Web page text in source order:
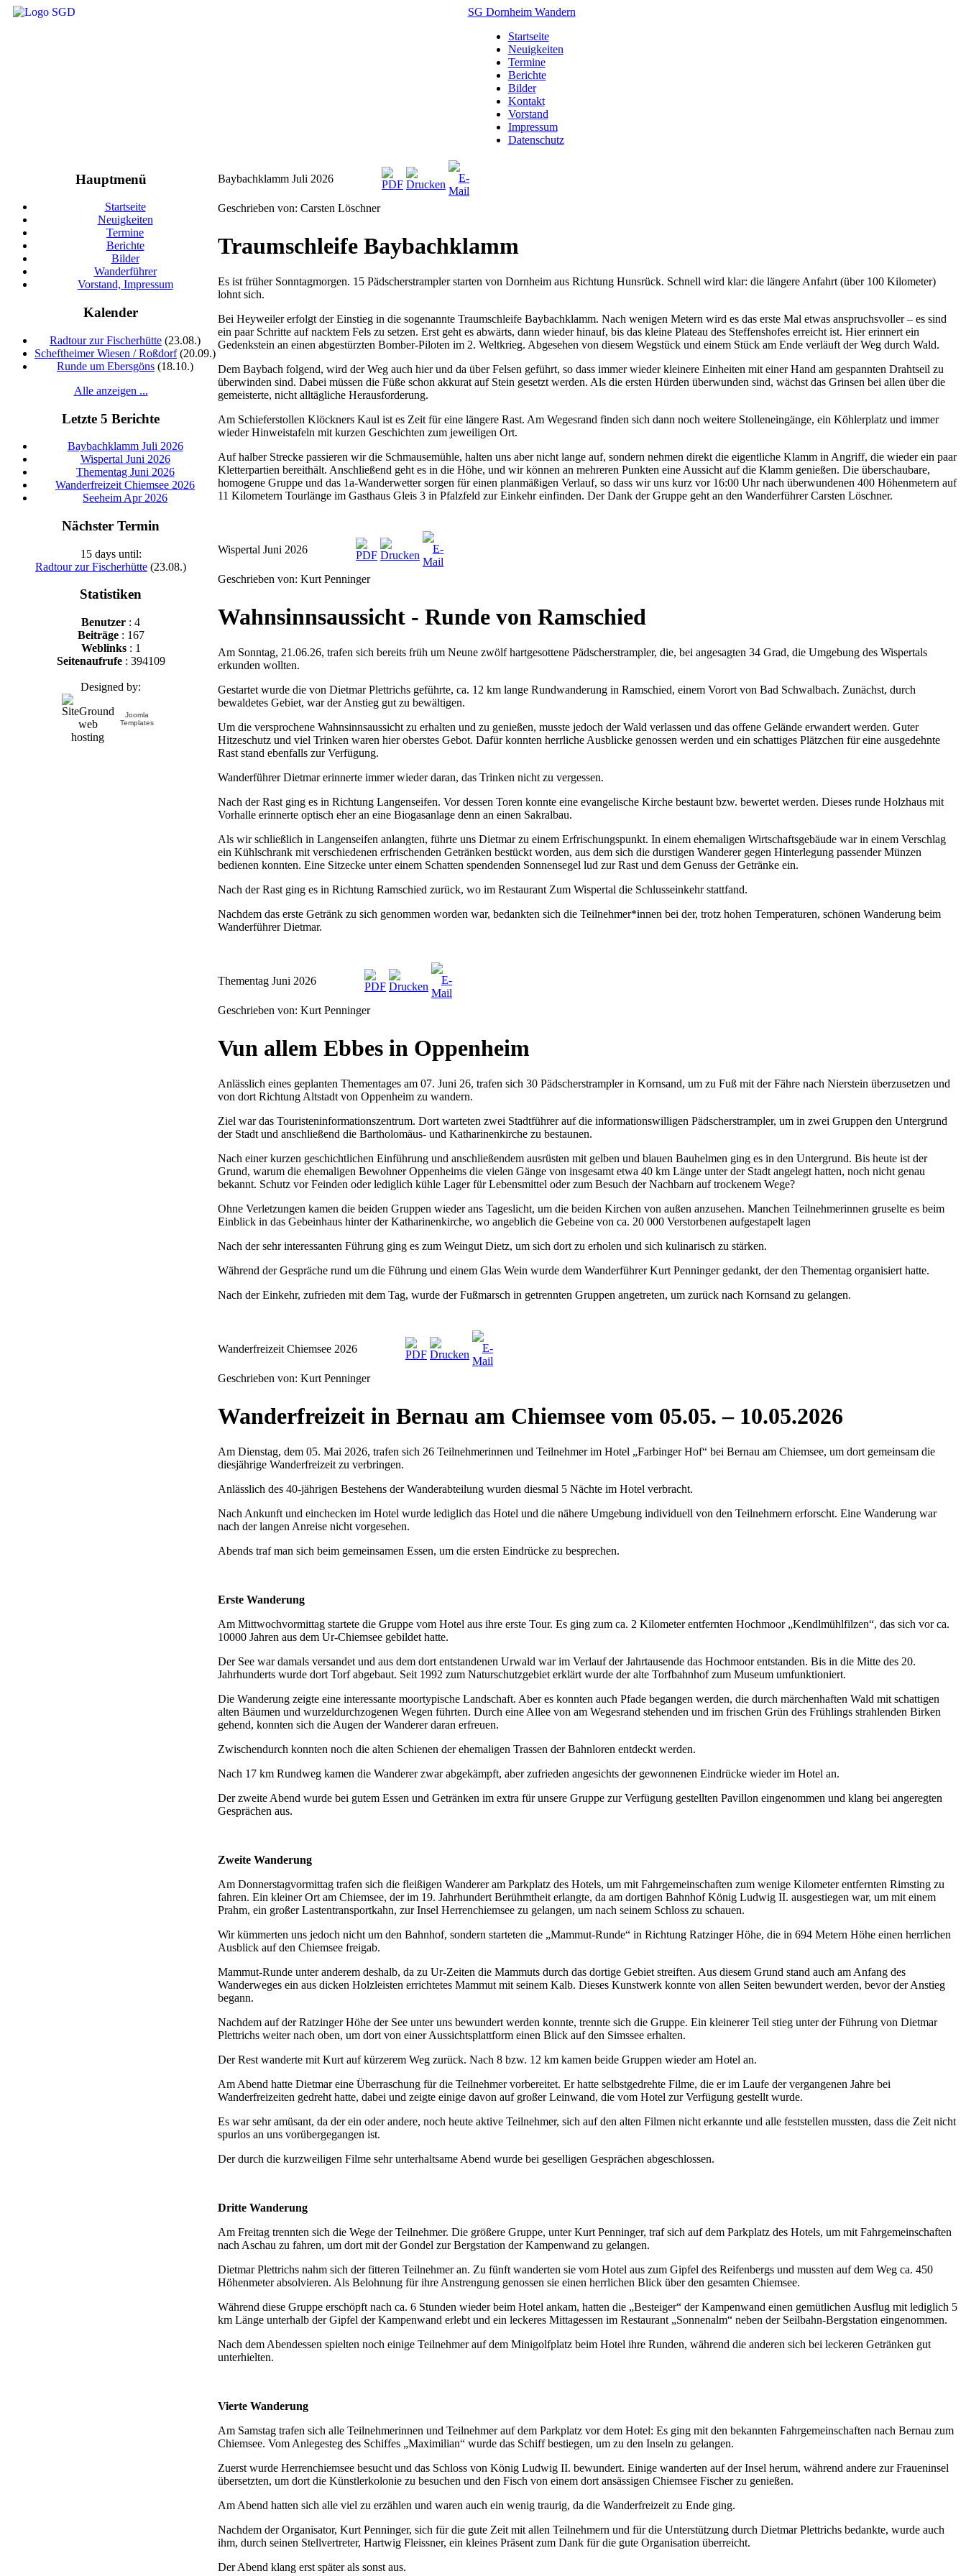
SG Dornheim Wandern
Startseite
Neuigkeiten
Termine
Berichte
Bilder
Kontakt
Vorstand
Impressum
Datenschutz
Hauptmenü
Startseite
Neuigkeiten
Termine
Berichte
Bilder
Wanderführer
Vorstand, Impressum
Kalender
Radtour zur Fischerhütte (23.08.)
Scheftheimer Wiesen / Roßdorf(20.09.)
Runde um Ebersgöns (18.10.)
Alle anzeigen ...
Letzte 5 Berichte
Baybachklamm Juli 2026
Wispertal Juni 2026
Thementag Juni 2026
Wanderfreizeit Chiemsee 2026
Seeheim Apr 2026
Nächster Termin
15 days until:
Radtour zur Fischerhütte (23.08.)
Statistiken
Benutzer : 4
Beiträge: 167
Weblinks: 1
Seitenaufrufe: 394109
Designed by:
Joomla
Templates
Baybachklamm Juli 2026
Geschrieben von: Carsten Löschner
Traumschleife Baybachklamm
Es ist früher Sonntagmorgen. 15 Pädscherstrampler starten von Dornheim aus Richtung Hunsrück. Schnell wird klar: die längere Anfahrt (über 100 Kilometer)
lohnt sich.
Bei Heyweiler erfolgt der Einstieg in die sogenannte Traumschleife Baybachklamm. Nach wenigen Metern wird es das erste Mal etwas anspruchsvoller – es sind
ein paar Schritte auf nacktem Fels zu setzen. Erst geht es abwärts, dann wieder hinauf, bis das kleine Plateau des Steffenshofes erreicht ist. Hier erinnert ein
Gedenkstein an einen abgestürzten Bomber-Piloten im 2. Weltkrieg. Abgesehen von diesem Wegstück und einem Stück am Ende verläuft der Weg durch Wald.
Dem Baybach folgend, wird der Weg auch hier und da über Felsen geführt, so dass immer wieder kleinere Einheiten mit einer Hand am gespannten Drahtseil zu
überwinden sind. Dabei müssen die Füße schon akkurat auf Stein gesetzt werden. Als die ersten Hürden überwunden sind, wächst das Grinsen bei allen über die
gemeisterte, nicht alltägliche Herausforderung.
Am Schieferstollen Klöckners Kaul ist es Zeit für eine längere Rast. Am Wegesrand finden sich dann noch weitere Stolleneingänge, ein Köhlerplatz und immer
wieder Hinweistafeln mit kurzen Geschichten zum jeweiligen Ort.
Auf halber Strecke passieren wir die Schmausemühle, halten uns aber nicht lange auf, sondern nehmen direkt die eigentliche Klamm in Angriff, die wieder ein paar
Kletterpartien bereithält. Anschließend geht es in die Höhe, und wir können an mehreren Punkten eine Aussicht auf die Klamm genießen. Die überschaubare,
homogene Gruppe und das 1a-Wanderwetter sorgen für einen planmäßigen Verlauf, so dass wir uns kurz vor 16:00 Uhr nach überwundenen 400 Höhenmetern auf
11 Kilometern Tourlänge im Gasthaus Gleis 3 in Pfalzfeld zur Einkehr einfinden. Der Dank der Gruppe geht an den Wanderführer Carsten Löschner.
Wispertal Juni 2026
Geschrieben von: Kurt Penninger
Wahnsinnsaussicht - Runde von Ramschied
Am Sonntag, 21.06.26, trafen sich bereits früh um Neune zwölf hartgesottene Pädscherstrampler, die, bei angesagten 34 Grad, die Umgebung des Wispertals
erkunden wollten.
Gestartet wurde die von Dietmar Plettrichs geführte, ca. 12 km lange Rundwanderung in Ramschied, einem Vorort von Bad Schwalbach. Zunächst, durch
bewaldetes Gebiet, war der Anstieg gut zu bewältigen.
Um die versprochene Wahnsinnsaussicht zu erhalten und zu genießen, musste jedoch der Wald verlassen und das offene Gelände erwandert werden. Guter
Hitzeschutz und viel Trinken waren hier oberstes Gebot. Dafür konnten herrliche Ausblicke genossen werden und ein schattiges Plätzchen für eine ausgedehnte
Rast stand ebenfalls zur Verfügung.
Wanderführer Dietmar erinnerte immer wieder daran, das Trinken nicht zu vergessen.
Nach der Rast ging es in Richtung Langenseifen. Vor dessen Toren konnte eine evangelische Kirche bestaunt bzw. bewertet werden. Dieses runde Holzhaus mit
Vorhalle erinnerte optisch eher an eine Biogasanlage denn an einen Sakralbau.
Als wir schließlich in Langenseifen anlangten, führte uns Dietmar zu einem Erfrischungspunkt. In einem ehemaligen Wirtschaftsgebäude war in einem Verschlag
ein Kühlschrank mit verschiedenen erfrischenden Getränken bestückt worden, aus dem sich die durstigen Wanderer gegen Hinterlegung passender Münzen
bedienen konnten. Eine Sitzecke unter einem Schatten spendenden Sonnensegel lud zur Rast und dem Genuss der Getränke ein.
Nach der Rast ging es in Richtung Ramschied zurück, wo im Restaurant Zum Wispertal die Schlusseinkehr stattfand.
Nachdem das erste Getränk zu sich genommen worden war, bedankten sich die Teilnehmer*innen bei der, trotz hohen Temperaturen, schönen Wanderung beim
Wanderführer Dietmar.
Thementag Juni 2026
Geschrieben von: Kurt Penninger
Vun allem Ebbes in Oppenheim
Anlässlich eines geplanten Thementages am 07. Juni 26, trafen sich 30 Pädscherstrampler in Kornsand, um zu Fuß mit der Fähre nach Nierstein überzusetzen und
von dort Richtung Altstadt von Oppenheim zu wandern.
Ziel war das Touristeninformationszentrum. Dort warteten zwei Stadtführer auf die informationswilligen Pädscherstrampler, um in zwei Gruppen den Untergrund
der Stadt und anschließend die Bartholomäus- und Katharinenkirche zu bestaunen.
Nach einer kurzen geschichtlichen Einführung und anschließendem ausrüsten mit gelben und blauen Bauhelmen ging es in den Untergrund. Bis heute ist der
Grund, warum die ehemaligen Bewohner Oppenheims die vielen Gänge von insgesamt etwa 40 km Länge unter der Stadt angelegt hatten, noch nicht genau
bekannt. Schutz vor Feinden oder lediglich kühle Lager für Lebensmittel oder zum Besuch der Nachbarn auf trockenem Wege?
Ohne Verletzungen kamen die beiden Gruppen wieder ans Tageslicht, um die beiden Kirchen von außen anzusehen. Manchen Teilnehmerinnen gruselte es beim
Einblick in das Gebeinhaus hinter der Katharinenkirche, wo angeblich die Gebeine von ca. 20 000 Verstorbenen aufgestapelt lagen
Nach der sehr interessanten Führung ging es zum Weingut Dietz, um sich dort zu erholen und sich kulinarisch zu stärken.
Während der Gespräche rund um die Führung und einem Glas Wein wurde dem Wanderführer Kurt Penninger gedankt, der den Thementag organisiert hatte.
Nach der Einkehr, zufrieden mit dem Tag, wurde der Fußmarsch in getrennten Gruppen angetreten, um zurück nach Kornsand zu gelangen.
Wanderfreizeit Chiemsee 2026
Geschrieben von: Kurt Penninger
Wanderfreizeit in Bernau am Chiemsee vom 05.05. – 10.05.2026
Am Dienstag, dem 05. Mai 2026, trafen sich 26 Teilnehmerinnen und Teilnehmer im Hotel „Farbinger Hof“ bei Bernau am Chiemsee, um dort gemeinsam die
diesjährige Wanderfreizeit zu verbringen.
Anlässlich des 40-jährigen Bestehens der Wanderabteilung wurden diesmal 5 Nächte im Hotel verbracht.
Nach Ankunft und einchecken im Hotel wurde lediglich das Hotel und die nähere Umgebung individuell von den Teilnehmern erforscht. Eine Wanderung war
nach der langen Anreise nicht vorgesehen.
Abends traf man sich beim gemeinsamen Essen, um die ersten Eindrücke zu besprechen.
Erste Wanderung
Am Mittwochvormittag startete die Gruppe vom Hotel aus ihre erste Tour. Es ging zum ca. 2 Kilometer entfernten Hochmoor „Kendlmühlfilzen“, das sich vor ca.
10000 Jahren aus dem Ur-Chiemsee gebildet hatte.
Der See war damals versandet und aus dem dort entstandenen Urwald war im Verlauf der Jahrtausende das Hochmoor entstanden. Bis in die Mitte des 20.
Jahrhunderts wurde dort Torf abgebaut. Seit 1992 zum Naturschutzgebiet erklärt wurde der alte Torfbahnhof zum Museum umfunktioniert.
Die Wanderung zeigte eine interessante moortypische Landschaft. Aber es konnten auch Pfade begangen werden, die durch märchenhaften Wald mit schattigen
alten Bäumen und wurzeldurchzogenen Wegen führten. Durch eine Allee von am Wegesrand stehenden und im frischen Grün des Frühlings strahlenden Birken
gehend, konnten sich die Augen der Wanderer daran erfreuen.
Zwischendurch konnten noch die alten Schienen der ehemaligen Trassen der Bahnloren entdeckt werden.
Nach 17 km Rundweg kamen die Wanderer zwar abgekämpft, aber zufrieden angesichts der gewonnenen Eindrücke wieder im Hotel an.
Der zweite Abend wurde bei gutem Essen und Getränken im extra für unsere Gruppe zur Verfügung gestellten Pavillon eingenommen und klang bei angeregten
Gesprächen aus.
Zweite Wanderung
Am Donnerstagvormittag trafen sich die fleißigen Wanderer am Parkplatz des Hotels, um mit Fahrgemeinschaften zum wenige Kilometer entfernten Rimsting zu
fahren. Ein kleiner Ort am Chiemsee, der im 19. Jahrhundert Berühmtheit erlangte, da am dortigen Bahnhof König Ludwig II. ausgestiegen war, um mit einem
Prahm, ein großer Lastentransportkahn, zur Insel Herrenchiemsee zu gelangen, um nach seinem Schloss zu schauen.
Wir kümmerten uns jedoch nicht um den Bahnhof, sondern starteten die „Mammut-Runde“ in Richtung Ratzinger Höhe, die in 694 Metern Höhe einen herrlichen
Ausblick auf den Chiemsee freigab.
Mammut-Runde unter anderem deshalb, da zu Ur-Zeiten die Mammuts durch das dortige Gebiet streiften. Aus diesem Grund stand auch am Anfang des
Wanderweges ein aus dicken Holzleisten errichtetes Mammut mit seinem Kalb. Dieses Kunstwerk konnte von allen Seiten bewundert werden, bevor der Anstieg
begann.
Nachdem auf der Ratzinger Höhe der See unter uns bewundert werden konnte, trennte sich die Gruppe. Ein kleinerer Teil stieg unter der Führung von Dietmar
Plettrichs weiter nach oben, um dort von einer Aussichtsplattform einen Blick auf den Simssee erhalten.
Der Rest wanderte mit Kurt auf kürzerem Weg zurück. Nach 8 bzw. 12 km kamen beide Gruppen wieder am Hotel an.
Am Abend hatte Dietmar eine Überraschung für die Teilnehmer vorbereitet. Er hatte selbstgedrehte Filme, die er im Laufe der vergangenen Jahre bei
Wanderfreizeiten gedreht hatte, dabei und zeigte einige davon auf großer Leinwand, die vom Hotel zur Verfügung gestellt wurde.
Es war sehr amüsant, da der ein oder andere, noch heute aktive Teilnehmer, sich auf den alten Filmen nicht erkannte und alle feststellen mussten, dass die Zeit nicht
spurlos an uns vorübergegangen ist.
Der durch die kurzweiligen Filme sehr unterhaltsame Abend wurde bei geselligen Gesprächen abgeschlossen.
Dritte Wanderung
Am Freitag trennten sich die Wege der Teilnehmer. Die größere Gruppe, unter Kurt Penninger, traf sich auf dem Parkplatz des Hotels, um mit Fahrgemeinschaften
nach Aschau zu fahren, um dort mit der Gondel zur Bergstation der Kampenwand zu gelangen.
Dietmar Plettrichs nahm sich der fitteren Teilnehmer an. Zu fünft wanderten sie vom Hotel aus zum Gipfel des Reifenbergs und mussten auf dem Weg ca. 450
Höhenmeter absolvieren. Als Belohnung für ihre Anstrengung genossen sie einen herrlichen Blick über den gesamten Chiemsee.
Während diese Gruppe erschöpft nach ca. 6 Stunden wieder beim Hotel ankam, hatten die „Besteiger“ der Kampenwand einen gemütlichen Ausflug mit lediglich 5
km Länge unterhalb der Gipfel der Kampenwand erlebt und ein leckeres Mittagessen im Restaurant „Sonnenalm“ neben der Seilbahn-Bergstation eingenommen.
Nach dem Abendessen spielten noch einige Teilnehmer auf dem Minigolfplatz beim Hotel ihre Runden, während die anderen sich bei leckeren Getränken gut
unterhielten.
Vierte Wanderung
Am Samstag trafen sich alle Teilnehmerinnen und Teilnehmer auf dem Parkplatz vor dem Hotel: Es ging mit den bekannten Fahrgemeinschaften nach Bernau zum
Chiemsee. Vom Anlegesteg des Schiffes „Maximilian“ wurde das Schiff bestiegen, um zu den Inseln zu gelangen.
Zuerst wurde Herrenchiemsee besucht und das Schloss von König Ludwig II. bewundert. Einige wanderten auf der Insel herum, während andere zur Fraueninsel
übersetzten, um dort die Künstlerkolonie zu besuchen und den Fisch von einem dort ansässigen Chiemsee Fischer zu genießen.
Am Abend hatten sich alle viel zu erzählen und waren auch ein wenig traurig, da die Wanderfreizeit zu Ende ging.
Nachdem der Organisator, Kurt Penninger, sich für die gute Zeit mit allen Teilnehmern und für die Unterstützung durch Dietmar Plettrichs bedankte, wurde auch
ihm, durch seinen Stellvertreter, Hartwig Fleissner, ein kleines Präsent zum Dank für die gute Organisation überreicht.
Der Abend klang erst später als sonst aus.